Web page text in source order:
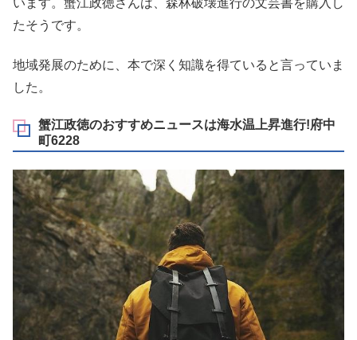
います。蟹江政徳さんは、森林破壊進行の文芸書を購入し
たそうです。
地域発展のために、本で深く知識を得ていると言っていま
した。
蟹江政徳のおすすめニュースは海水温上昇進行!府中
町6228